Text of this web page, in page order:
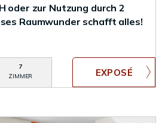
oder zur Nutzung durch 2
Raumwunder schafft alles!
7
ZIMMER